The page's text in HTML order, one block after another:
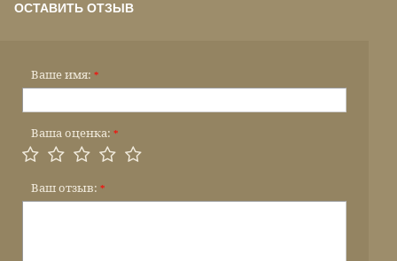
ОСТАВИТЬ ОТЗЫВ
Ваше имя: *
Ваша оценка: *
Ваш отзыв: *